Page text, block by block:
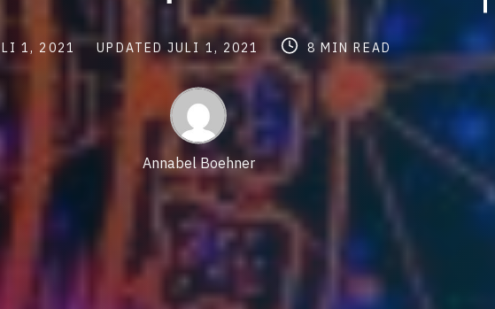
1, 2021
Post
updated
UPDATEDJULI 1, 2021
Post
read
8 MIN READ
Annabel Boehner